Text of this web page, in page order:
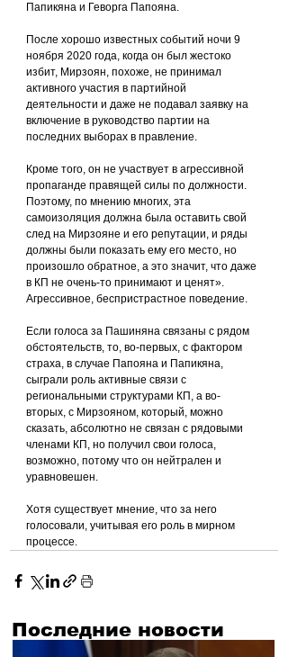
Папикяна и Геворга Папояна.
После хорошо известных событий ночи 9
ноября 2020 года, когда он был жестоко
избит, Мирзоян, похоже, не принимал
активного участия в партийной
деятельности и даже не подавал заявку на
включение в руководство партии на
последних выборах в правление.
Кроме того, он не участвует в агрессивной
пропаганде правящей силы по должности.
Поэтому, по мнению многих, эта
самоизоляция должна была оставить свой
след на Мирзояне и его репутации, и ряды
должны были показать ему его место, но
произошло обратное, а это значит, что даже
в КП не очень-то принимают и ценят».
Агрессивное, беспристрастное поведение.
Если голоса за Пашиняна связаны с рядом
обстоятельств, то, во-первых, с фактором
страха, в случае Папояна и Папикяна,
сыграли роль активные связи с
региональными структурами КП, а во-
вторых, с Мирзояном, который, можно
сказать, абсолютно не связан с рядовыми
членами КП, но получил свои голоса,
возможно, потому что он нейтрален и
уравновешен.
Хотя существует мнение, что за него
голосовали, учитывая его роль в мирном
процессе.
Последние новости